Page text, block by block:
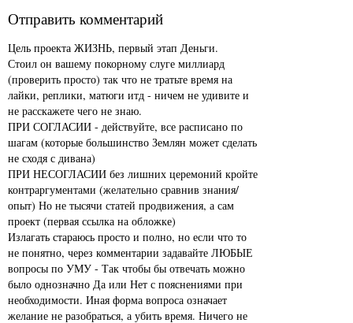
Отправить комментарий
Цель проекта ЖИЗНЬ, первый этап Деньги.
Стоил он вашему покорному слуге миллиард
(проверить просто) так что не тратьте время на
лайки, реплики, матюги итд - ничем не удивите и
не расскажете чего не знаю.
ПРИ СОГЛАСИИ - действуйте, все расписано по
шагам (которые большинство Землян может сделать
не сходя с дивана)
ПРИ НЕСОГЛАСИИ без лишних церемоний кройте
контраргументами (желательно сравнив знания/
опыт) Но не тысячи статей продвижения, а сам
проект (первая ссылка на обложке)
Излагать стараюсь просто и полно, но если что то
не понятно, через комментарии задавайте ЛЮБЫЕ
вопросы по УМУ - Так чтобы бы отвечать можно
было однозначно Да или Нет с пояснениями при
необходимости. Иная форма вопроса означает
желание не разобраться, а убить время. Ничего не